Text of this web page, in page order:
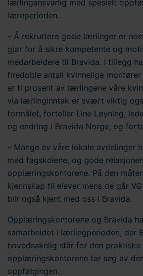
lærlingansvarlig med spesielt
læreperioden.
– Å rekruttere gode lærlinger er
gjør for å sikre kompetente og
medarbeidere til Bravida. I tillegg
firedoble antall kvinnelige
er ti prosent av lærlingene våre
via lærlinginntak er svært viktig
formålet, forteller Line Løyning,
og endring i Bravida Norge, og
– Mange av våre lokale avdelinger
med fagskolene, og gode
opplæringskontorene. På den
kjennskap til elever mens de går
blir også kjent med oss i Bravida.
Opplæringskontorene og Bravida
samarbeidet i lærlingperioden, der
hovedsakelig står for den
opplæringskontorene tar seg av
oppfølgingen.